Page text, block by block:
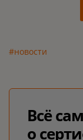
#новости
Всё
о